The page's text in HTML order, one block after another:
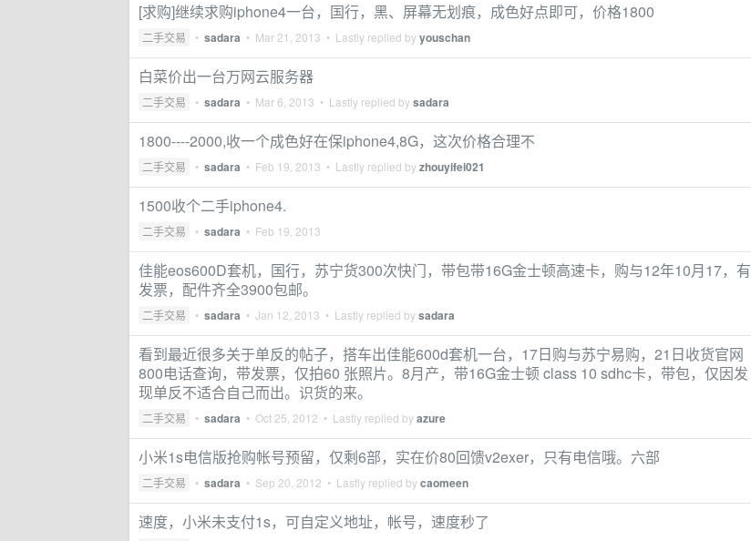
[求购]继续求购iphone4一台，国行，黑、屏幕无划痕，成色好点即可，价格1800
二手交易 • sadara • Mar 21, 2013 • Lastly replied byyouschan
白菜价出一台万网云服务器
二手交易 • sadara • Mar 6, 2013 • Lastly replied bysadara
1800----2000,收一个成色好在保iphone4,8G，这次价格合理不
二手交易 • sadara • Feb 19, 2013 • Lastly replied byzhouyifei021
1500收个二手iphone4.
二手交易 • sadara • Feb 19, 2013
佳能eos600D套机，国行，苏宁货300次快门，带包带16G金士顿高速卡，购与12年10月17，有
发票，配件齐全3900包邮。
二手交易 • sadara • Jan 12, 2013 • Lastly replied bysadara
看到最近很多关于单反的帖子，搭车出佳能600d套机一台，17日购与苏宁易购，21日收货官网
800电话查询，带发票，仅拍60 张照片。8月产，带16G金士顿 class 10 sdhc卡，带包，仅因发
现单反不适合自己而出。识货的来。
二手交易 • sadara • Oct 25, 2012 • Lastly replied byazure
小米1s电信版抢购帐号预留，仅剩6部，实在价80回馈v2exer，只有电信哦。六部
二手交易 • sadara • Sep 20, 2012 • Lastly replied bycaomeen
速度，小米未支付1s，可自定义地址，帐号，速度秒了